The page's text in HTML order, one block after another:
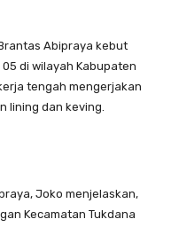
Abipraya kebut
di wilayah Kabupaten
tengah mengerjakan
lining dan keving.
Joko menjelaskan,
Kecamatan Tukdana